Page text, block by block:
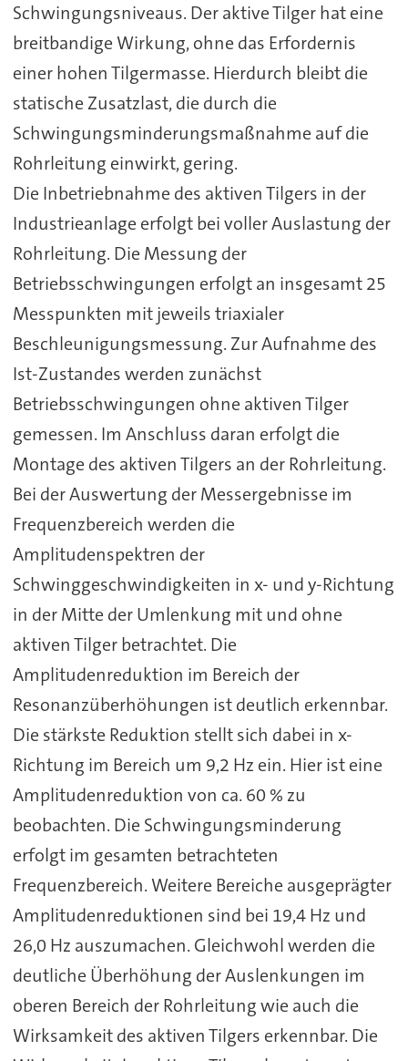
Schwingungsniveaus. Der aktive Tilger hat eine
breitbandige Wirkung, ohne das Erfordernis
einer hohen Tilgermasse. Hierdurch bleibt die
statische Zusatzlast, die durch die
Schwingungsminderungsmaßnahme auf die
Rohrleitung einwirkt, gering.
Die Inbetriebnahme des aktiven Tilgers in der
Industrieanlage erfolgt bei voller Auslastung der
Rohrleitung. Die Messung der
Betriebsschwingungen erfolgt an insgesamt 25
Messpunkten mit jeweils triaxialer
Beschleunigungsmessung. Zur Aufnahme des
Ist-Zustandes werden zunächst
Betriebsschwingungen ohne aktiven Tilger
gemessen. Im Anschluss daran erfolgt die
Montage des aktiven Tilgers an der Rohrleitung.
Bei der Auswertung der Messergebnisse im
Frequenzbereich werden die
Amplitudenspektren der
Schwinggeschwindigkeiten in x- und y-Richtung
in der Mitte der Umlenkung mit und ohne
aktiven Tilger betrachtet. Die
Amplitudenreduktion im Bereich der
Resonanzüberhöhungen ist deutlich erkennbar.
Die stärkste Reduktion stellt sich dabei in x-
Richtung im Bereich um 9,2 Hz ein. Hier ist eine
Amplitudenreduktion von ca. 60 % zu
beobachten. Die Schwingungsminderung
erfolgt im gesamten betrachteten
Frequenzbereich. Weitere Bereiche ausgeprägter
Amplitudenreduktionen sind bei 19,4 Hz und
26,0 Hz auszumachen. Gleichwohl werden die
deutliche Überhöhung der Auslenkungen im
oberen Bereich der Rohrleitung wie auch die
Wirksamkeit des aktiven Tilgers erkennbar. Die